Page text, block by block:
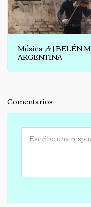
Música 🎶 | BELÉN
ARGENTINA
Comentarios